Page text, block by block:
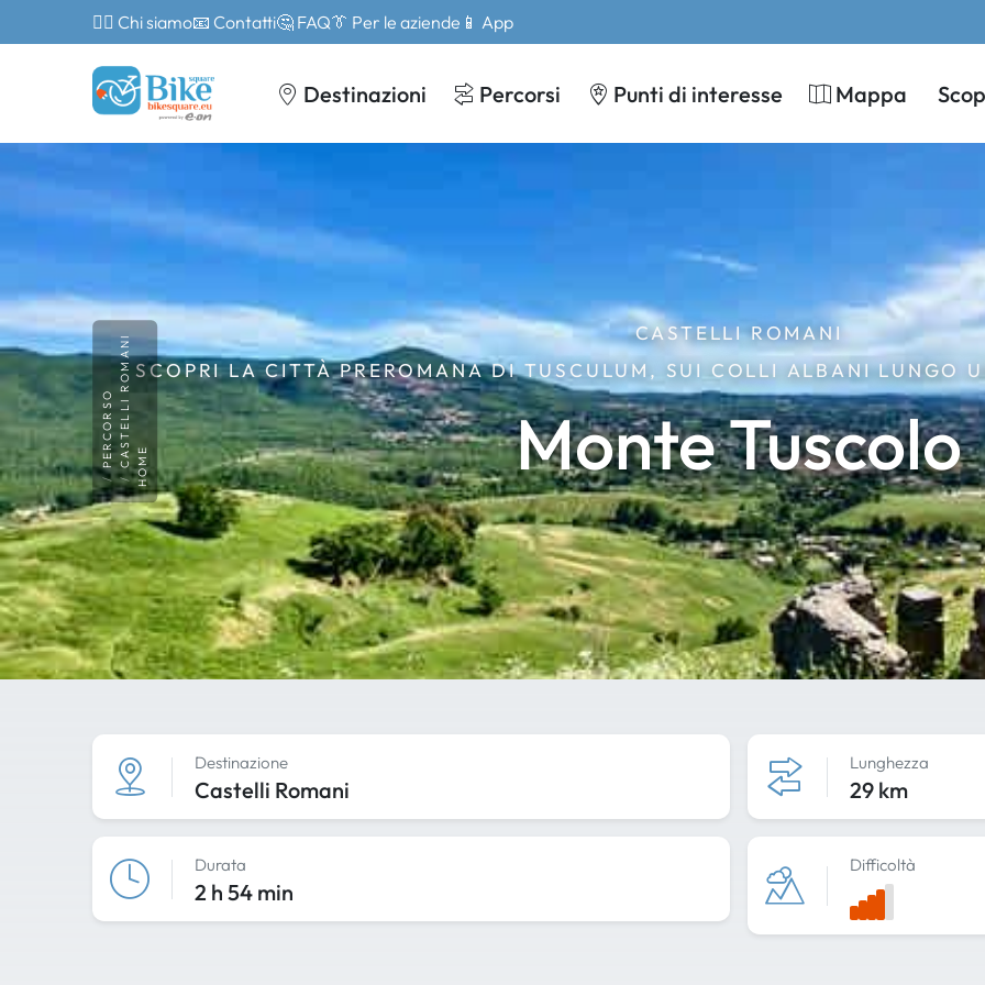
🙎‍♂️ Chi siamo📧 Contatti🤔 FAQ👔 Per le aziende 📱 App
Destinazioni Percorsi Punti di interesse Mappa
CASTELLI ROMANI
SCOPRI LA CITTÀ PREROMANA DI TUSCULUM, SUI COLLI ALBANI LUNGO
Monte Tuscolo
HOME
CASTELLI ROMANI
PERCORSO
Destinazione
Castelli Romani
Lunghezza
29 km
Durata
2 h 54 min
Difficoltà